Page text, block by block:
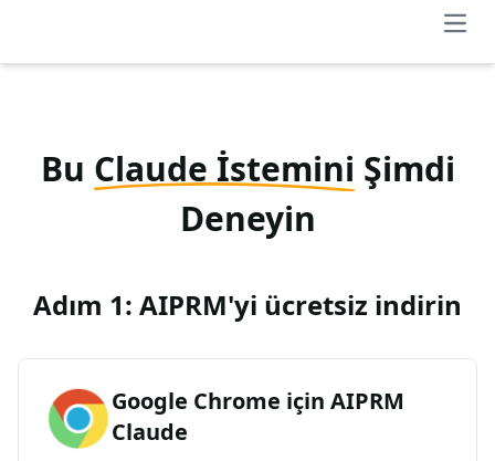
Bu Claude İstemini Şimdi
Deneyin
Adım 1: AIPRM'yi ücretsiz indirin
Google Chrome için AIPRM
Claude